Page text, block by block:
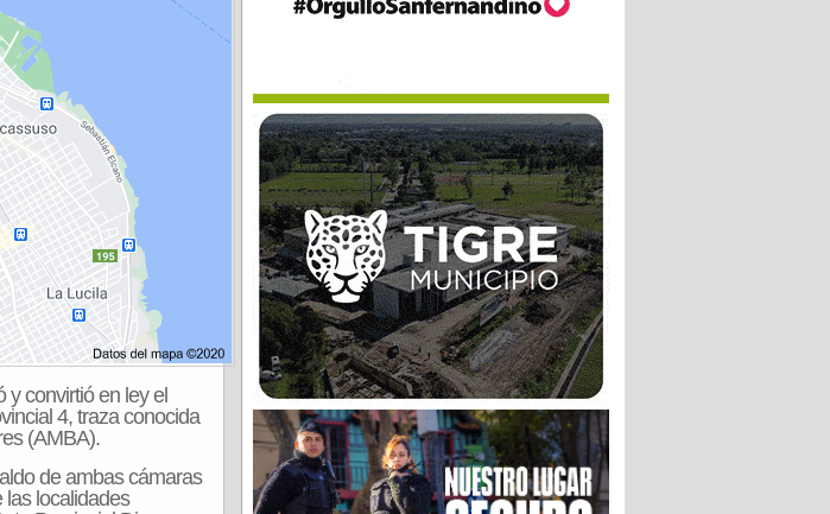
convirtió en ley el
4, traza conocida
(AMBA).
de ambas cámaras
las localidades